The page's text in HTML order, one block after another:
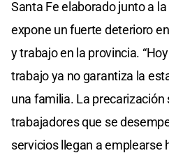
Santa Fe elaborado junto a
expone un fuerte deterioro
y trabajo en la provincia.
trabajo ya no garantiza la
una familia. La
trabajadores que se
servicios llegan a emplearse